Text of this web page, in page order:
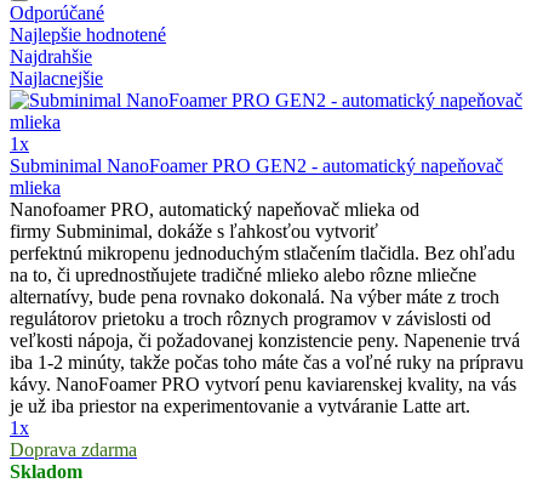
Odporúčané
Najlepšie hodnotené
Najdrahšie
Najlacnejšie
1x
Subminimal NanoFoamer PRO GEN2 - automatický napeňovač
mlieka
Nanofoamer PRO, automatický napeňovač mlieka od
firmy Subminimal, dokáže s ľahkosťou vytvoriť
perfektnú mikropenu jednoduchým stlačením tlačidla. Bez ohľadu
na to, či uprednostňujete tradičné mlieko alebo rôzne mliečne
alternatívy, bude pena rovnako dokonalá. Na výber máte z troch
regulátorov prietoku a troch rôznych programov v závislosti od
veľkosti nápoja, či požadovanej konzistencie peny. Napenenie trvá
iba 1-2 minúty, takže počas toho máte čas a voľné ruky na prípravu
kávy. NanoFoamer PRO vytvorí penu kaviarenskej kvality, na vás
je už iba priestor na experimentovanie a vytváranie Latte art.
1x
Doprava zdarma
Skladom